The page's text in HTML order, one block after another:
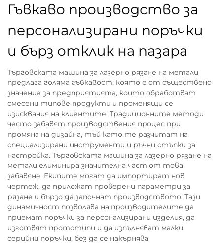
Гъвкаво производство за
персонализирани поръчки
и бърз отклик на пазара
Търговската машина за лазерно рязане на метали
предлага голяма гъвкавост, която е от съществено
значение за предприятията, които обработват
смесени типове продукти и променящи се
изисквания на клиентите. Традиционните методи
често забавят производствения процес при
промяна на дизайна, тъй като те разчитат на
специализирани инструменти и ръчни стъпки за
настройка. Търговската машина за лазерно рязане на
метали елиминира значителна част от това
забавяне. Екипите могат да импортират нов
чертеж, да приложат проверени параметри за
рязане и бързо да започнат производството. Тази
динамичност позволява на производителите да
приемат поръчки за персонализирани изделия, да
изготвят прототипи и да изпълняват малки
серийни поръчки, без да се накърнява